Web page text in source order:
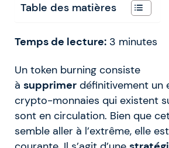
Table des matières
Temps de lecture: 3 minutes
Un token burning consiste
à supprimer définitivement un
crypto-monnaies qui existent
sont en circulation. Bien que
semble aller à l’extrême, elle